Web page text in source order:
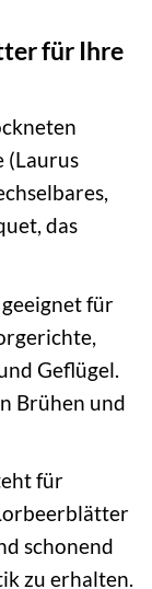
für Ihre
(Laurus
das
für
Geflügel.
Brühen und
für
schonend
zu erhalten.